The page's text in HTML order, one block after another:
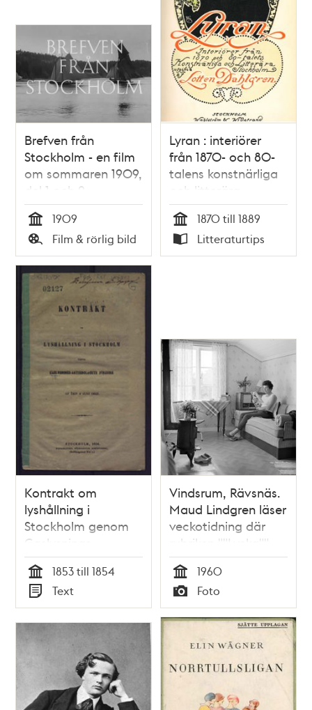
Brefven från
Stockholm - en film
om sommaren 1909,
del 1 och 2
Tid
1909
Typ
Film & rörlig bild
Lyran : interiörer
från 1870- och 80-
talens konstnärliga
och litterära
Stockholm / Lotten
Dahlgren
Tid
1870 till 1889
Typ
Litteraturtips
Kontrakt om
lyshållning i
Stockholm genom
Gaslysnings-
aktiebolagets
försorg af den 4 juni
1853
Tid
1853 till 1854
Typ
Text
Vindsrum, Rävsnäs.
Maud Lindgren läser
veckotidning där
rubriken ""Lycka""
skymtar. Järnkamin
tillvänster
Tid
1960
Typ
Foto